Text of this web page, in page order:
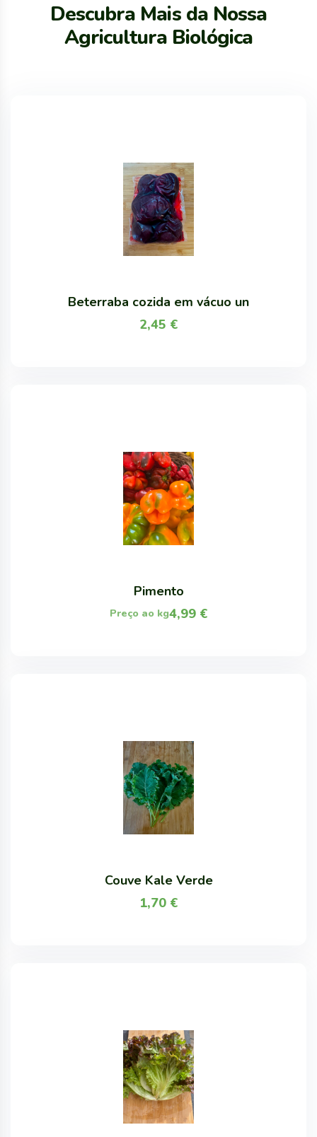
Descubra Mais da Nossa
Agricultura Biológica
Beterraba cozida em vácuo un
2,45 €
Pimento
4,99 €
Preço ao kg
Couve Kale Verde
1,70 €